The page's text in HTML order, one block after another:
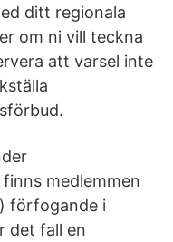
ditt regionala
om ni vill teckna
att varsel inte
finns medlemmen
förfogande i
det fall en